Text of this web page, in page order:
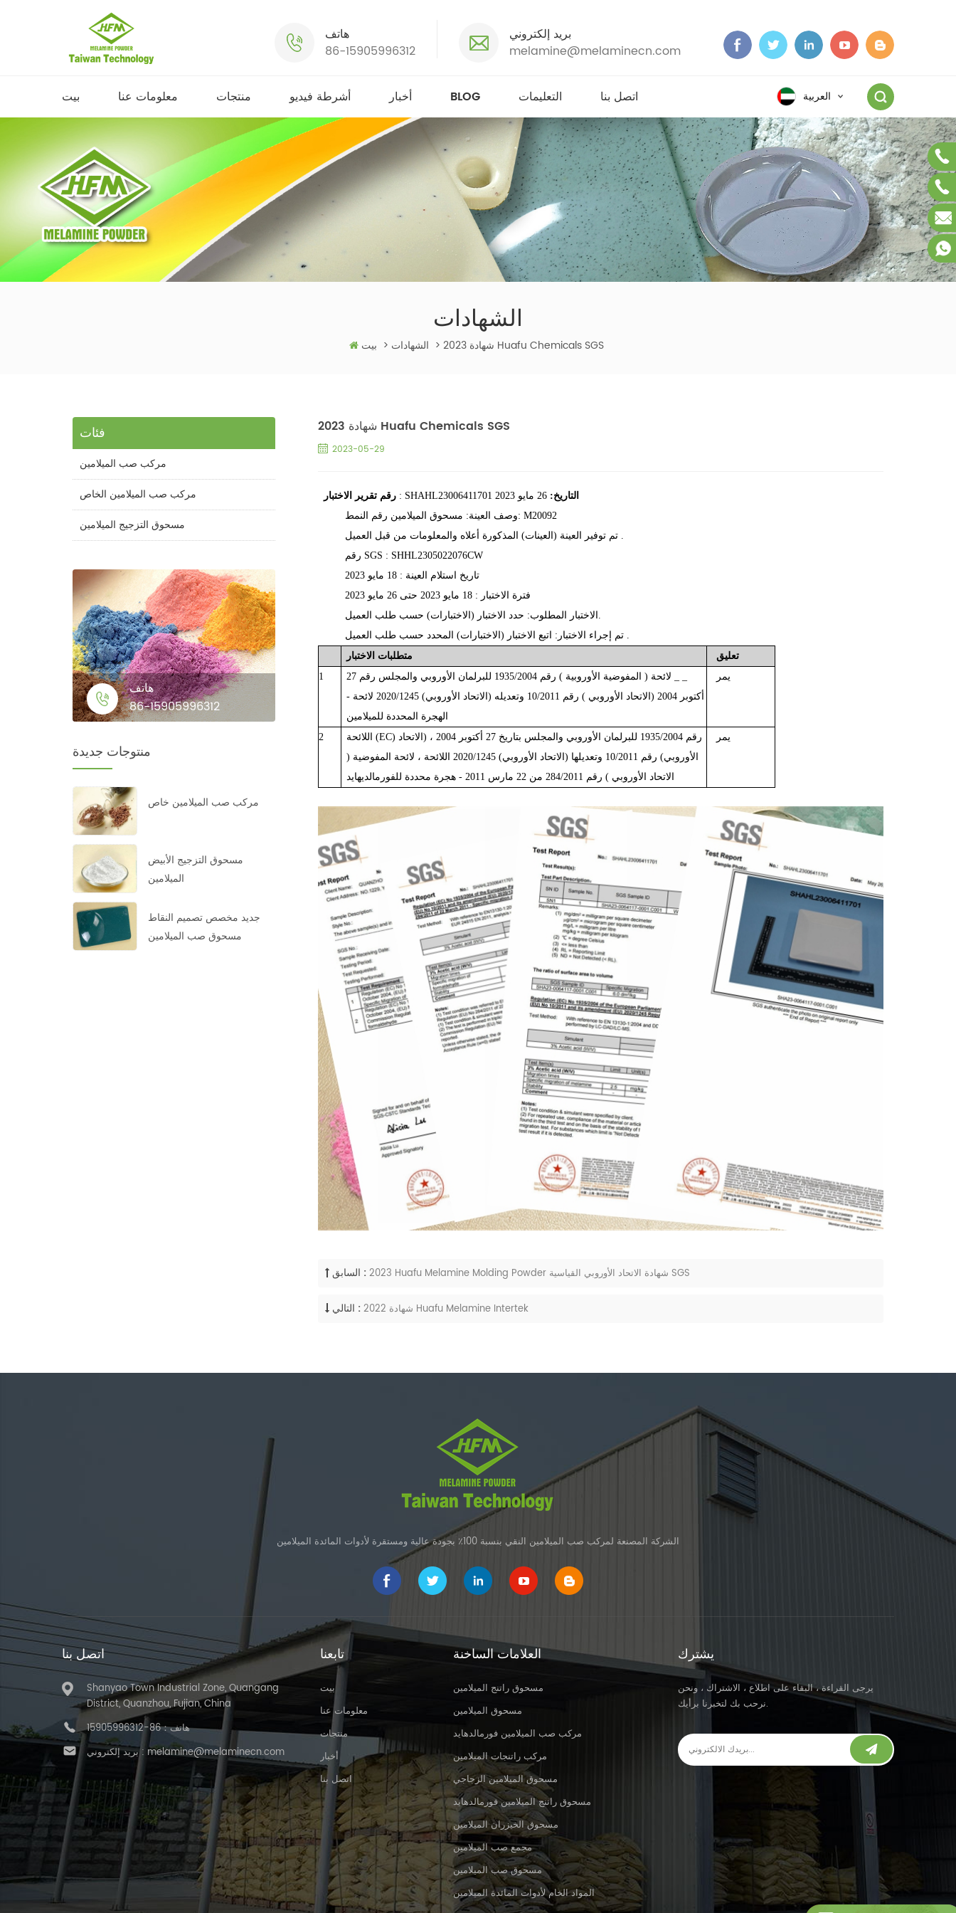
هاتف
86-15905996312
بريد إلكتروني
melamine@melaminecn.com
العربية بيت معلومات عنا منتجات أشرطة فيديو أخبار BLOG التعليمات اتصل بنا
الشهادات
بيت > الشهادات > 2023 شهادة Huafu Chemicals SGS
فئات
مركب صب الميلامين
مركب صب الميلامين الخاص
مسحوق التزجيج الميلامين
هاتف
86-15905996312
منتوجات جديدة
مركب صب الميلامين خاص
مسحوق التزجيج الأبيض
الميلامين
جديد مخصص تصميم النقاط
مسحوق صب الميلامين
2023 شهادة Huafu Chemicals SGS
2023-05-29
رقمتقرير الاختبار : SHAHL23006411701 التاريخ: 26 مايو 2023
وصف العينة:مسحوق الميلامين رقم النمط:M20092
تم توفير العينة (العينات) المذكورة أعلاه والمعلومات من قبل
.
SGS : SHHL2305022076CW
تاريخ استلام
العينة :
18 مايو 2023
فترة الاختبار :
18 مايو 2023 حتى 26 مايو 2023
الاختبار المطلوب: حدد الاختبار (الاختبارات) حسب طلب العميل.
تم إجراء الاختبار: اتبع الاختبار (الاختبارات) المحدد حسب طلب
.
متطلبات الاختبار
تعليق
1
لائحة ( المفوضية الأوروبية ) رقم 1935/2004 للبرلمان الأوروبي والمجلس رقم
أكتوبر 2004 (الاتحاد الأوروبي ) رقم 10/2011 وتعديله (الاتحاد الأوروبي) 2020/1245 لائحة -
الهجرة المحددة للميلامين
يمر
2 اللائحة(EC) رقم 1935/2004 للبرلمان الأوروبي والمجلس بتاريخ 27
أكتوبر 2004 ، (الاتحاد
الأوروبي) رقم 10/2011 وتعديلها (الاتحاد الأوروبي) 2020/1245 اللائحة ،
لائحة المفوضية (
الاتحاد الأوروبي ) رقم 284/2011 من 22 مارس 2011 - هجرة محددة للفورمالديهايد
يمر
السابق : 2023 Huafu Melamine Molding Powder شهادة الاتحاد الأوروبي القياسية SGS
التالي : 2022 شهادة Huafu Melamine Intertek
الشركة المصنعة لمركب صب الميلامين النقي بنسبة 100٪ بجودة عالية ومستقرة لأدوات المائدة الميلامين
اتصل بنا
Shanyao Town Industrial Zone, Quangang
District, Quanzhou, Fujian, China
هاتف：86-15905996312
بريد إلكتروني : melamine@melaminecn.com
تابعنا
بيت
معلومات عنا
منتجات
أخبار
اتصل بنا
العلامات الساخنة
مسحوق راتنج الميلامين
مسحوق الميلامين
مركب صب الميلامين فورمالدهايد
مركب راتنجات الميلامين
مسحوق الميلامين الزجاجي
مسحوق راتنج الميلامين فورمالدهايد
مسحوق الخيزران الميلامين
مجمع صب الميلامين
مسحوق صب الميلامين
المواد الخام لأدوات المائدة الميلامين
يشترك
يرجى القراءة ، البقاء على اطلاع ، الاشتراك ، ونحن
نرحب بك لتخبرنا برأيك.